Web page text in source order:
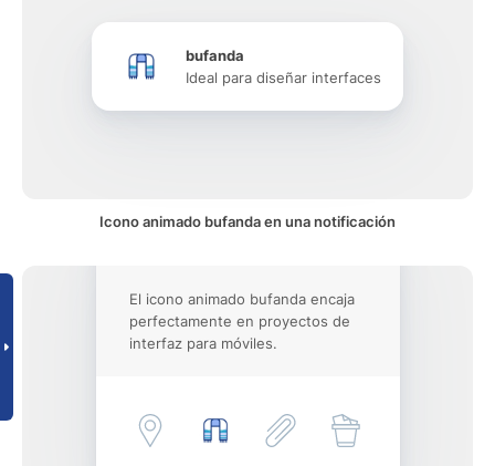
bufanda
Ideal para diseñar interfaces
Icono animado bufanda en una notificación
El icono animado bufanda encaja
perfectamente en proyectos de
interfaz para móviles.